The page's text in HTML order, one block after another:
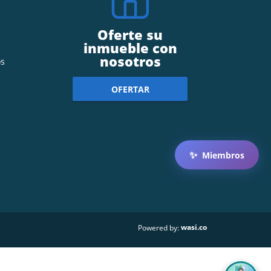
✨ Miembros
Oferte su
inmueble con
nosotros
OFERTAR
Powered by:wasi.co